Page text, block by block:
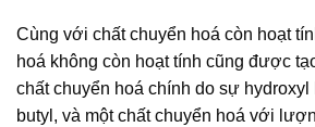
Cùng với chất chuyển hoá còn hoạt
hoá không còn hoạt tính cũng được
chất chuyển hoá chính do sự hydroxyl
butyl, và một chất chuyển hoá với